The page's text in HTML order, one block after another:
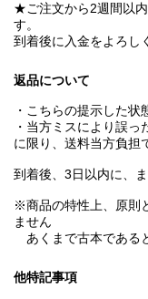
★ご注文から2週間以
す。
到着後に入金をよろし
返品について
・こちらの提示した
・当方ミスにより誤
に限り、送料当方負担
到着後、3日以内に、
※商品の特性上、原則
ません
あくまで古本である
他特記事項